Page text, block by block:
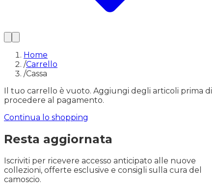
Home
/Carrello
/Cassa
Il tuo carrello è vuoto. Aggiungi degli articoli prima di
procedere al pagamento.
Continua lo shopping
Resta aggiornata
Iscriviti per ricevere accesso anticipato alle nuove
collezioni, offerte esclusive e consigli sulla cura del
camoscio.